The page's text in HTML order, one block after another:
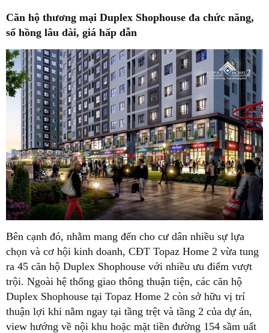
Căn hộ thương mại Duplex Shophouse đa chức năng,
sổ hồng lâu dài, giá hấp dẫn
Bên cạnh đó, nhằm mang đến cho cư dân nhiều sự lựa
chọn và cơ hội kinh doanh, CĐT Topaz Home 2 vừa tung
ra 45 căn hộ Duplex Shophouse với nhiều ưu điểm vượt
trội. Ngoài hệ thống giao thông thuận tiện, các căn hộ
Duplex Shophouse tại Topaz Home 2 còn sở hữu vị trí
thuận lợi khi nằm ngay tại tầng trệt và tầng 2 của dự án,
view hướng về nội khu hoặc mặt tiền đường 154 sầm uất